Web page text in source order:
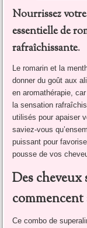
Nourrissez
essentielle de
rafraîchissante.
Le romarin et la
donner du goût aux
en aromathérapie,
la sensation
utilisés pour apaiser
saviez-vous
puissant pour
pousse de vos
Des
commencent
Ce combo de